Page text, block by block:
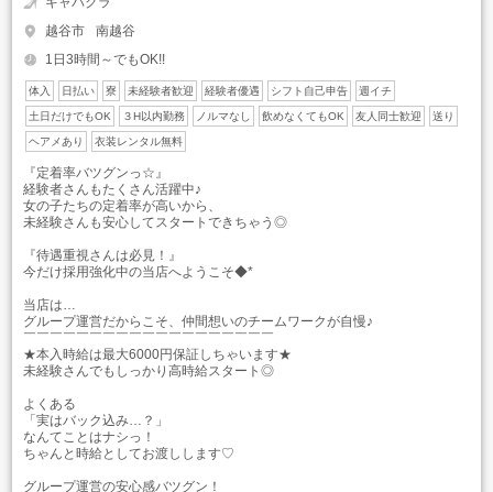
越谷市
南越谷
1日3時間～でもOK!!
体入 日払い 寮 未経験者歓迎 経験者優遇 シフト自己申告 週イチ
土日だけでもOK ３H以内勤務 ノルマなし 飲めなくてもOK 友人同士歓迎 送り
ヘアメあり 衣装レンタル無料
『定着率バツグンっ☆』
経験者さんもたくさん活躍中♪
女の子たちの定着率が高いから、
未経験さんも安心してスタートできちゃう◎
『待遇重視さんは必見！』
今だけ採用強化中の当店へようこそ◆*
当店は…
グループ運営だからこそ、仲間想いのチームワークが自慢♪
￣￣￣￣￣￣￣￣￣￣￣￣￣￣￣￣￣￣￣
★本入時給は最大6000円保証しちゃいます★
未経験さんでもしっかり高時給スタート◎
よくある
「実はバック込み…？」
なんてことはナシっ！
ちゃんと時給としてお渡しします♡
グループ運営の安心感バツグン！